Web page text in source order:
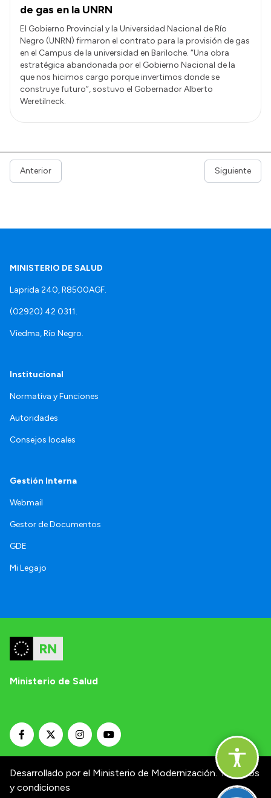
de gas en la UNRN
El Gobierno Provincial y la Universidad Nacional de Río
Negro (UNRN) firmaron el contrato para la provisión de gas
en el Campus de la universidad en Bariloche. “Una obra
estratégica abandonada por el Gobierno Nacional de la
que nos hicimos cargo porque invertimos donde se
construye futuro”, sostuvo el Gobernador Alberto
Weretilneck.
Anterior Siguiente
MINISTERIO DE SALUD
Laprida 240, R8500AGF.
(02920) 42 0311.
Viedma, Río Negro.
Institucional
Normativa y Funciones
Autoridades
Consejos locales
Gestión Interna
Webmail
Gestor de Documentos
GDE
Mi Legajo
Ministerio de Salud
Desarrollado por el Ministerio de Modernización. Términos
y condiciones